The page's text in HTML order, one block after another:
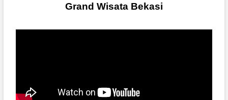
Grand Wisata Bekasi